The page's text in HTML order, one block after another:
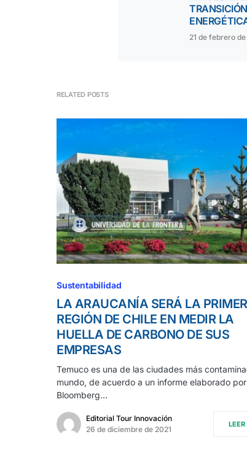
TRANSICIÓN
21 de febrero
RELATED POSTS
Sustentabilidad
LA ARAUCANÍA SERÁ LA
REGIÓN DE CHILE EN MEDIR LA
HUELLA DE CARBONO DE SUS
EMPRESAS
Temuco es una de las ciudades más
mundo, de acuerdo a un informe elaborado por
Bloomberg…
Editorial Tour Innovación
26 de diciembre de 2021